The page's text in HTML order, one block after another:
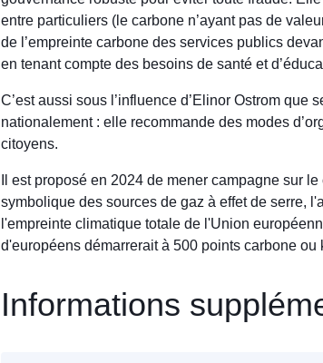
entre particuliers (le carbone n’ayant pas de
de l’empreinte carbone des services publics
en tenant compte des besoins de santé et
C’est aussi sous l’influence d’Elinor Ostrom
nationalement : elle recommande des modes
citoyens.
Il est proposé en 2024 de mener campagne sur
symbolique des sources de gaz à effet de serre,
l'empreinte climatique totale de l'Union
d'européens démarrerait à 500 points carbone
Informations